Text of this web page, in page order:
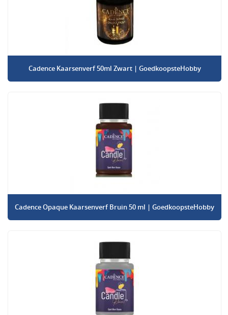
Cadence Kaarsenverf 50ml Zwart | GoedkoopsteHobby
Cadence Opaque Kaarsenverf Bruin 50 ml | GoedkoopsteHobby